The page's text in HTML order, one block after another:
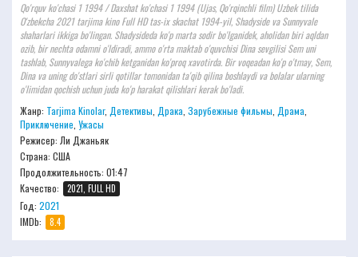
Qo'rquv ko'chasi 1 1994 / Daxshat ko'chasi 1 1994 (Ujas, Qo'rqinchli film) Uzbek tilida
O'zbekcha 2021 tarjima kino Full HD tas-ix skachat 1994-yil, Shadyside va Sunnyvale
shaharlari ikkiga bo'lingan. Shadysideda ko'p marta sodir bo'lganidek, aholidan biri aqldan
ozib, bir nechta odamni o'ldiradi, ammo o'rta maktab o'quvchisi Dina sevgilisi Sem uni
tashlab, Sunnyvalega ko'chib ketganidan ko'proq xavotirda. Bir voqeadan ko'p o'tmay, Sem,
Dina va uning do'stlari sirli qotillar tomonidan ta'qib qilina boshlaydi va bolalar ularning
o'limidan qochish uchun juda ko'p harakat qilishlari kerak bo'ladi.
Жанр: Tarjima Kinolar, Детективы Драка Зарубежные фильмы Драма
Приключение Ужасы
Режисер: Ли Джаньяк
Страна: США
Продолжительность: 01:47
Качество:
2021, FULL HD
Год: 2021
IMDb:
8.4